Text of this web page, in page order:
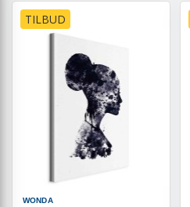
TILBUD
WONDA